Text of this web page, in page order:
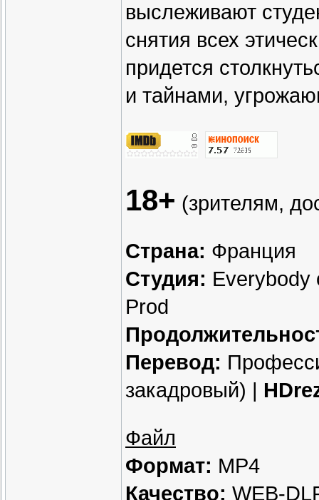
выслеживают
снятия всех
придется
и тайнами,
18+ (зрителям,
Страна: Франция
Студия: Everybody
Prod
Перевод:
закадровый) |
Файл
Формат: MP4
Качество: WEB-